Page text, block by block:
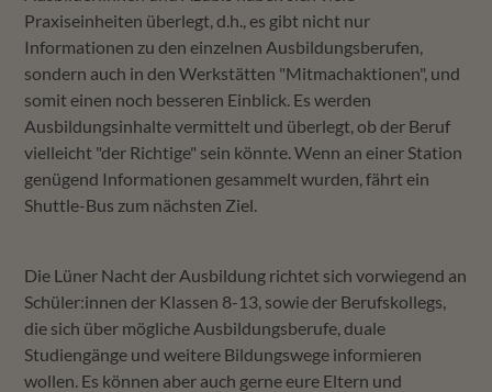
×
Praxiseinheiten überlegt, d.h., es gibt nicht nur
Informationen zu den einzelnen Ausbildungsberufen,
sondern auch in den Werkstätten "Mitmachaktionen", und
somit einen noch besseren Einblick. Es werden
Ausbildungsinhalte vermittelt und überlegt, ob der Beruf
vielleicht "der Richtige" sein könnte. Wenn an einer Station
genügend Informationen gesammelt wurden, fährt ein
Shuttle-Bus zum nächsten Ziel.
Die Lüner Nacht der Ausbildung richtet sich vorwiegend an
Schüler:innen der Klassen 8-13, sowie der Berufskollegs,
die sich über mögliche Ausbildungsberufe, duale
Studiengänge und weitere Bildungswege informieren
wollen. Es können aber auch gerne eure Eltern und